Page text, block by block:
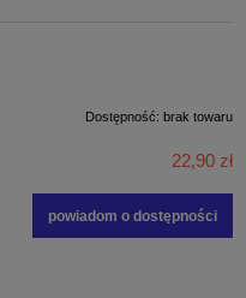
Dostępność: brak towaru
22,90 zł
powiadom o dostępności